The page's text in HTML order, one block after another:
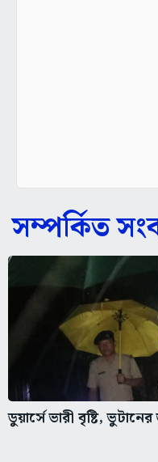
সম্পর্কিত
ডুয়ার্সে ভারী বৃষ্টি,